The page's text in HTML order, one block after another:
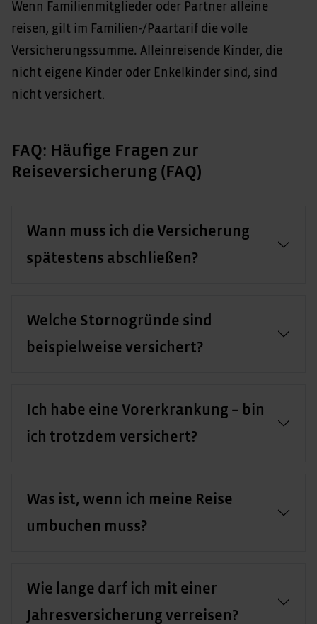
Wenn Familienmitglieder oder Partner alleine
reisen, gilt im Familien-/Paartarif die volle
Versicherungssumme. Alleinreisende Kinder, die
nicht eigene Kinder oder Enkelkinder sind, sind
nicht versichert.
FAQ: Häufige Fragen zur
Reiseversicherung (FAQ)
Wann muss ich die Versicherung
spätestens abschließen?
Welche Stornogründe sind
beispielweise versichert?
Ich habe eine Vorerkrankung – bin
ich trotzdem versichert?
Was ist, wenn ich meine Reise
umbuchen muss?
Wie lange darf ich mit einer
Jahresversicherung verreisen?